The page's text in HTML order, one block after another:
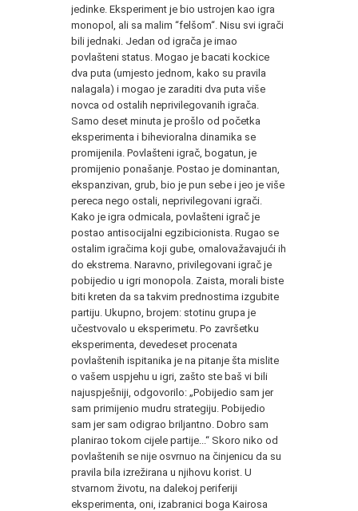
jedinke. Eksperiment je bio ustrojen kao igra
monopol, ali sa malim “felšom“. Nisu svi igrači
bili jednaki. Jedan od igrača je imao
povlašteni status. Mogao je bacati kockice
dva puta (umjesto jednom, kako su pravila
nalagala) i mogao je zaraditi dva puta više
novca od ostalih neprivilegovanih igrača.
Samo deset minuta je prošlo od početka
eksperimenta i bihevioralna dinamika se
promijenila. Povlašteni igrač, bogatun, je
promijenio ponašanje. Postao je dominantan,
ekspanzivan, grub, bio je pun sebe i jeo je više
pereca nego ostali, neprivilegovani igrači.
Kako je igra odmicala, povlašteni igrač je
postao antisocijalni egzibicionista. Rugao se
ostalim igračima koji gube, omalovažavajući ih
do ekstrema. Naravno, privilegovani igrač je
pobijedio u igri monopola. Zaista, morali biste
biti kreten da sa takvim prednostima izgubite
partiju. Ukupno, brojem: stotinu grupa je
učestvovalo u eksperimetu. Po završetku
eksperimenta, devedeset procenata
povlaštenih ispitanika je na pitanje šta mislite
o vašem uspjehu u igri, zašto ste baš vi bili
najuspješniji, odgovorilo: „Pobijedio sam jer
sam primijenio mudru strategiju. Pobijedio
sam jer sam odigrao briljantno. Dobro sam
planirao tokom cijele partije...“ Skoro niko od
povlaštenih se nije osvrnuo na činjenicu da su
pravila bila izrežirana u njihovu korist. U
stvarnom životu, na dalekoj periferiji
eksperimenta, oni, izabranici boga Kairosa